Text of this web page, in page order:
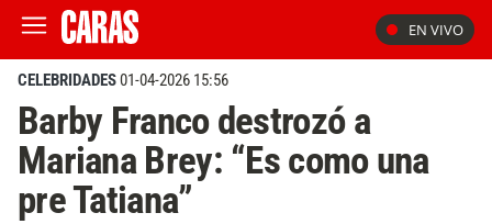
EN VIVO
CELEBRIDADES01-04-2026 15:56
Barby Franco destrozó a
Mariana Brey: “Es como una
pre Tatiana”